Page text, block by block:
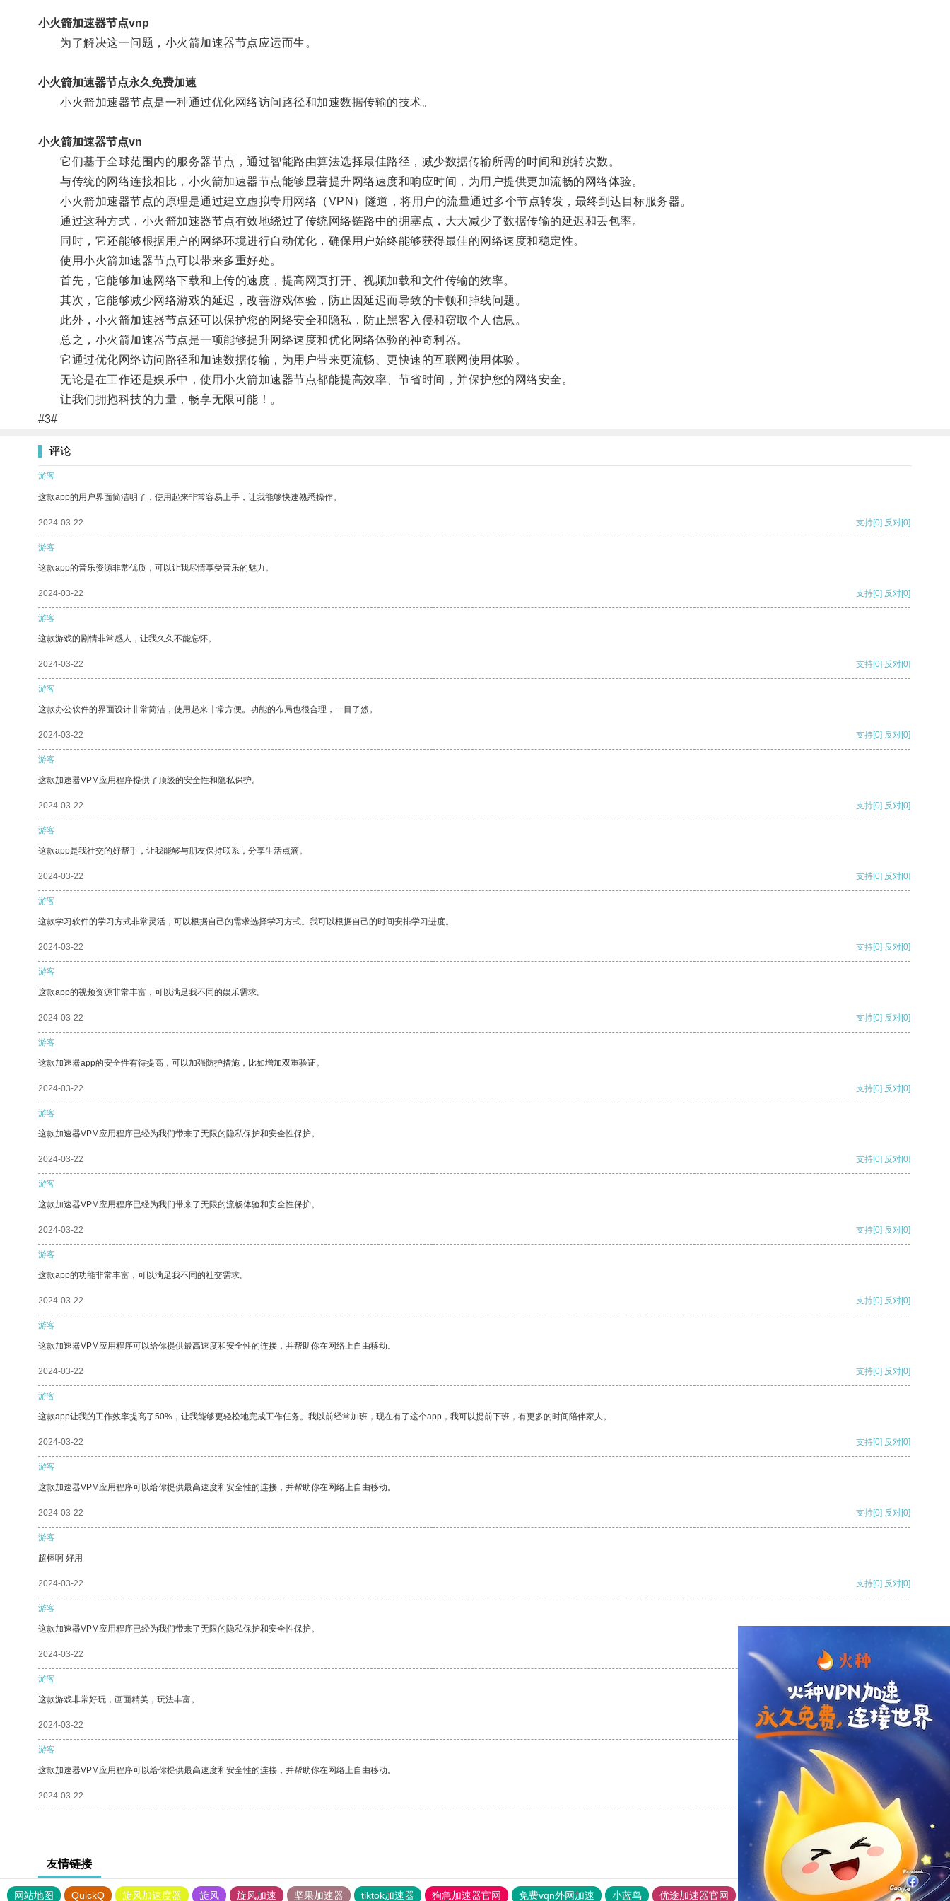
小火箭加速器节点vnp
为了解决这一问题，小火箭加速器节点应运而生。
小火箭加速器节点永久免费加速
小火箭加速器节点是一种通过优化网络访问路径和加速数据传输的技术。
小火箭加速器节点vn
它们基于全球范围内的服务器节点，通过智能路由算法选择最佳路径，减少数据传输所需的时间和跳转次数。
与传统的网络连接相比，小火箭加速器节点能够显著提升网络速度和响应时间，为用户提供更加流畅的网络体验。
小火箭加速器节点的原理是通过建立虚拟专用网络（VPN）隧道，将用户的流量通过多个节点转发，最终到达目标服务器。
通过这种方式，小火箭加速器节点有效地绕过了传统网络链路中的拥塞点，大大减少了数据传输的延迟和丢包率。
同时，它还能够根据用户的网络环境进行自动优化，确保用户始终能够获得最佳的网络速度和稳定性。
使用小火箭加速器节点可以带来多重好处。
首先，它能够加速网络下载和上传的速度，提高网页打开、视频加载和文件传输的效率。
其次，它能够减少网络游戏的延迟，改善游戏体验，防止因延迟而导致的卡顿和掉线问题。
此外，小火箭加速器节点还可以保护您的网络安全和隐私，防止黑客入侵和窃取个人信息。
总之，小火箭加速器节点是一项能够提升网络速度和优化网络体验的神奇利器。
它通过优化网络访问路径和加速数据传输，为用户带来更流畅、更快速的互联网使用体验。
无论是在工作还是娱乐中，使用小火箭加速器节点都能提高效率、节省时间，并保护您的网络安全。
让我们拥抱科技的力量，畅享无限可能！。
#3#
评论
游客
这款app的用户界面简洁明了，使用起来非常容易上手，让我能够快速熟悉操作。
2024-03-22 支持[0] 反对[0]
游客
这款app的音乐资源非常优质，可以让我尽情享受音乐的魅力。
2024-03-22 支持[0] 反对[0]
游客
这款游戏的剧情非常感人，让我久久不能忘怀。
2024-03-22 支持[0] 反对[0]
游客
这款办公软件的界面设计非常简洁，使用起来非常方便。功能的布局也很合理，一目了然。
2024-03-22 支持[0] 反对[0]
游客
这款加速器VPM应用程序提供了顶级的安全性和隐私保护。
2024-03-22 支持[0] 反对[0]
游客
这款app是我社交的好帮手，让我能够与朋友保持联系，分享生活点滴。
2024-03-22 支持[0] 反对[0]
游客
这款学习软件的学习方式非常灵活，可以根据自己的需求选择学习方式。我可以根据自己的时间安排学习进度。
2024-03-22 支持[0] 反对[0]
游客
这款app的视频资源非常丰富，可以满足我不同的娱乐需求。
2024-03-22 支持[0] 反对[0]
游客
这款加速器app的安全性有待提高，可以加强防护措施，比如增加双重验证。
2024-03-22 支持[0] 反对[0]
游客
这款加速器VPM应用程序已经为我们带来了无限的隐私保护和安全性保护。
2024-03-22 支持[0] 反对[0]
游客
这款加速器VPM应用程序已经为我们带来了无限的流畅体验和安全性保护。
2024-03-22 支持[0] 反对[0]
游客
这款app的功能非常丰富，可以满足我不同的社交需求。
2024-03-22 支持[0] 反对[0]
游客
这款加速器VPM应用程序可以给你提供最高速度和安全性的连接，并帮助你在网络上自由移动。
2024-03-22 支持[0] 反对[0]
游客
这款app让我的工作效率提高了50%，让我能够更轻松地完成工作任务。我以前经常加班，现在有了这个app，我可以提前下班，有更多的时间陪伴家人。
2024-03-22 支持[0] 反对[0]
游客
这款加速器VPM应用程序可以给你提供最高速度和安全性的连接，并帮助你在网络上自由移动。
2024-03-22 支持[0] 反对[0]
游客
超棒啊 好用
2024-03-22 支持[0] 反对[0]
游客
这款加速器VPM应用程序已经为我们带来了无限的隐私保护和安全性保护。
2024-03-22 支持
游客
这款游戏非常好玩，画面精美，玩法丰富。
2024-03-22 支持[0] 反对[0]
游客
这款加速器VPM应用程序可以给你提供最高速度和安全性的连接，并帮助你在网络上自由移动。
2024-03-22 支持[0] 反对[0]
友情链接
网站地图 QuickQ 旋风加速度器 旋风 旋风加速 坚果加速器 tiktok加速器 狗急加速器官网 免费vqn外网加速 小蓝鸟 优途加速器官网 风驰加速器 旋风加速器 八戒看书